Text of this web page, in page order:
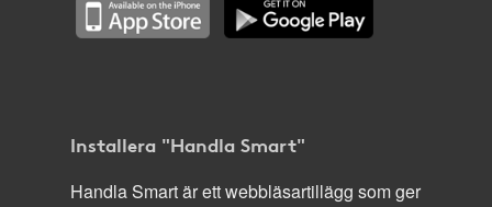
Installera "Handla Smart"
Handla Smart är ett webbläsartillägg som ger